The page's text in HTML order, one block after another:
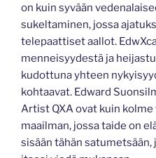
on kuin syvään
sukeltaminen, jossa
telepaattiset aallot.
menneisyydestä ja
kudottuna yhteen
kohtaavat. Edward
Artist QXA ovat kuin
maailman, jossa taide on
sisään tähän satumetsään,